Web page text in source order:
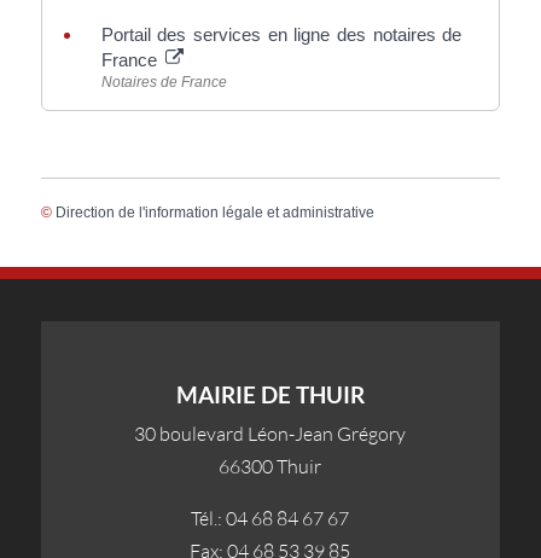
Portail des services en ligne des notaires de
France
Notaires de France
© Direction de l'information légale et administrative
MAIRIE DE THUIR
30 boulevard Léon-Jean Grégory
66300 Thuir
Tél.: 04 68 84 67 67
Fax: 04 68 53 39 85